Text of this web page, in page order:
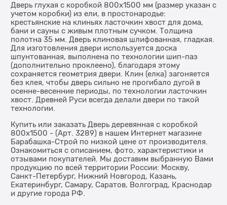
Дверь глухая с коробкой 800х1500 мм (размер указан с
учетом коробки) из ели, в простонародье:
крестьянские на клиньях ласточкин хвост для дома,
бани и сауны с живым плотным сучком. Толщина
полотна 35 мм. Дверь клиновая шлифованная, гладкая.
Для изготовления двери используется доска
шпунтованная, выполнена по технологии шип-паз
(дополнительно проклеено), благодаря этому
сохраняется геометрия двери. Клин (елка) загоняется
без клея, чтобы дверь сильно не прогибало дугой в
осенне-весенние периоды, по технологии ласточкин
хвост. Древней Руси всегда делали двери по такой
технологии.
Купить или заказать Дверь деревянная с коробкой
800х1500 - (Арт. 3289) в нашем Интернет магазине
Барабашка-Строй по низкой цене от производителя.
Ознакомиться с описанием, фото, характеристики и
отзывами покупателей. Мы доставим выбранную Вами
продукцию по всей территории России: Москву,
Санкт-Петербург, Нижний Новгород, Казань,
Екатеринбург, Самару, Саратов, Волгоград, Краснодар
и другие города РФ.